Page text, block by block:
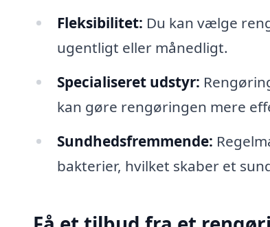
Fleksibilitet: Du kan vælge
ugentligt eller månedligt.
Specialiseret udstyr:
kan gøre rengøringen mere
Sundhedsfremmende:
bakterier, hvilket skaber et